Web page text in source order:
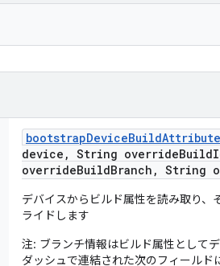
bootstrapDeviceBuild
device , String overrideBuild
overrideBuildBranch , String
デバイスからビルド属性を読み取り
ライドします
注: ブランチ情報はビルド属性として
ダッシュで連結された次のフィールド